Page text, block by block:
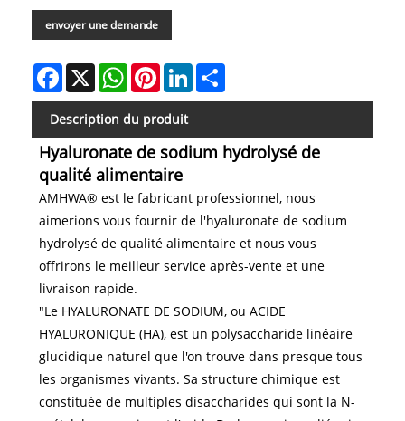
envoyer une demande
Facebook
X WhatsAppPinterestLinkedIn
Description du produit
Hyaluronate de sodium hydrolysé de
qualité alimentaire
AMHWA® est le fabricant professionnel, nous
aimerions vous fournir de l'hyaluronate de sodium
hydrolysé de qualité alimentaire et nous vous
offrirons le meilleur service après-vente et une
livraison rapide.
"Le HYALURONATE DE SODIUM, ou ACIDE
HYALURONIQUE (HA), est un polysaccharide linéaire
glucidique naturel que l'on trouve dans presque tous
les organismes vivants. Sa structure chimique est
constituée de multiples disaccharides qui sont la N-